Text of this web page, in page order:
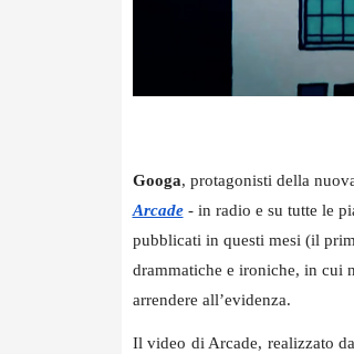
Googa, protagonisti della
Arcade - in radio e su tutte le
pubblicati in questi mesi (il
drammatiche e ironiche, in cui
arrendere all’evidenza.
Il video di Arcade, realizzato